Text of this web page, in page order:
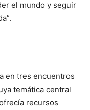
el mundo y seguir
en tres encuentros
temática central
recursos